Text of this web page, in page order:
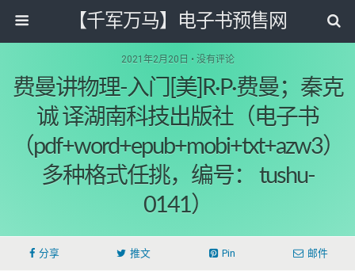
【千军万马】电子书预售网
2021年2月20日 • 没有评论
费曼讲物理-入门[美]R·P·费曼；秦克
诚 译湖南科技出版社（电子书
（pdf+word+epub+mobi+txt+azw3）
多种格式任挑，编号： tushu-
0141）
分享 推文 Pin 邮件